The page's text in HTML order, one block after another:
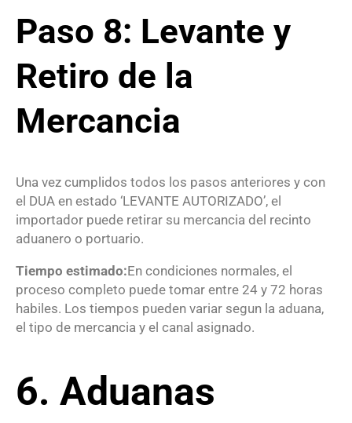
Paso 8: Levante y
Retiro de la
Mercancia
Una vez cumplidos todos los pasos anteriores y con
el DUA en estado ‘LEVANTE AUTORIZADO’, el
importador puede retirar su mercancia del recinto
aduanero o portuario.
Tiempo estimado:En condiciones normales, el
proceso completo puede tomar entre 24 y 72 horas
habiles. Los tiempos pueden variar segun la aduana,
el tipo de mercancia y el canal asignado.
6. Aduanas